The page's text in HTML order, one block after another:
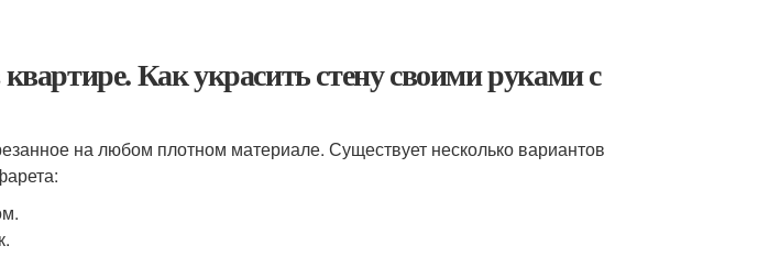
Как украсить стену своими руками с
на любом плотном материале. Существует несколько вариантов